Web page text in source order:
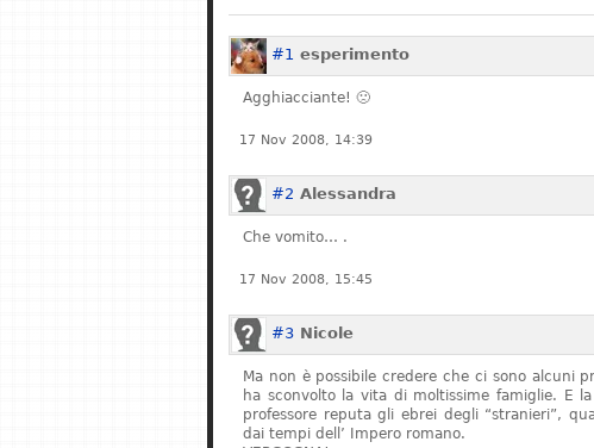
#1 esperimento
Agghiacciante! 🙁
17 Nov 2008, 14:39
#2 Alessandra
Che vomito… .
17 Nov 2008, 15:45
#3 Nicole
Ma non è possibile credere che ci sono alcuni
ha sconvolto la vita di moltissime famiglie. E
professore reputa gli ebrei degli “stranieri”,
dai tempi dell’ Impero romano.